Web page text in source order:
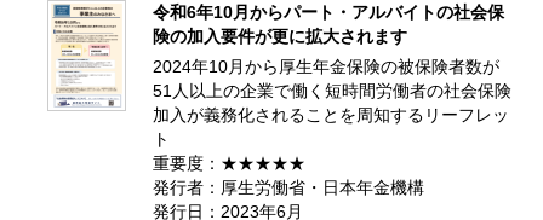
令和6年10月からパート・アルバイトの社会保
険の加入要件が更に拡大されます
2024年10月から厚生年金保険の被保険者数が
51人以上の企業で働く短時間労働者の社会保険
加入が義務化されることを周知するリーフレッ
ト
重要度：★★★★★
発行者：厚生労働省・日本年金機構
発行日：2023年6月